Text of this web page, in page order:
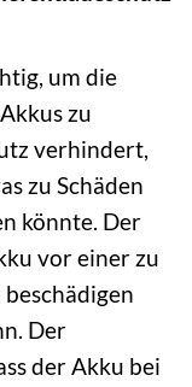
um die
zu
verhindert,
zu Schäden
könnte. Der
vor einer zu
Der
der Akku bei